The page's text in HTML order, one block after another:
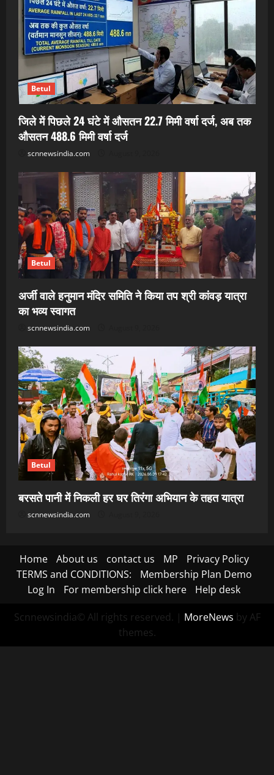
Betul
जिले में पिछले 24 घंटे में औसतन 22.7 मिमी वर्षा दर्ज, अब तक
औसतन 488.6 मिमी वर्षा दर्ज
scnnewsindia.com
Betul
अर्जी वाले हनुमान मंदिर समिति ने किया तप श्री कांवड़ यात्रा
का भव्य स्वागत
scnnewsindia.com
Betul
बरसते पानी में निकली हर घर तिरंगा अभियान के तहत यात्रा
scnnewsindia.com
Home About us contact us MP
Privacy Policy
TERMS and CONDITIONS:
Membership Plan Demo
Log In
For membership click here Help desk
Scnnewsindia© All rights reserved. | MoreNews by AF
themes.